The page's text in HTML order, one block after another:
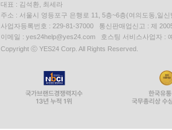
대표 : 김석환, 최세라
주소 : 서울시 영등포구 은행로 11, 5층~6층(여의도동,일신
사업자등록번호 : 229-81-37000 통신판매업신고 : 제
이메일 : yes24help@yes24.com 호스팅 서비스사업자 :
Copyright ⓒ YES24 Corp. All Rights Reserved.